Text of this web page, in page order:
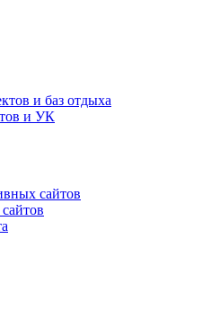
и баз отдыха
и УК
сайтов